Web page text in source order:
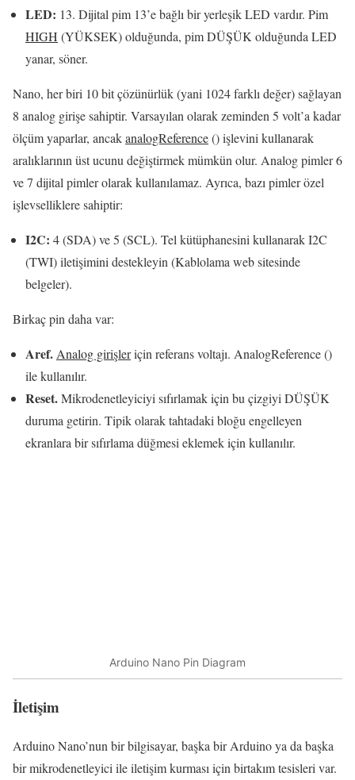
LED: 13. Dijital pim 13’e bağlı bir yerleşik LED vardır. Pim
HIGH (YÜKSEK) olduğunda, pim DÜŞÜK olduğunda LED
yanar, söner.
Nano, her biri 10 bit çözünürlük (yani 1024 farklı değer) sağlayan
8 analog girişe sahiptir. Varsayılan olarak zeminden 5 volt’a kadar
ölçüm yaparlar, ancakanalogReference() işlevini kullanarak
aralıklarının üst ucunu değiştirmek mümkün olur. Analog pimler 6
ve 7 dijital pimler olarak kullanılamaz. Ayrıca, bazı pimler özel
işlevselliklere sahiptir:
I2C: 4 (SDA) ve 5 (SCL). Tel kütüphanesini kullanarak I2C
(TWI) iletişimini destekleyin (Kablolama web sitesinde
belgeler).
Birkaç pin daha var:
Aref. Analog girişleriçin referans voltajı. AnalogReference ()
ile kullanılır.
Reset.Mikrodenetleyiciyi sıfırlamak için bu çizgiyi DÜŞÜK
duruma getirin. Tipik olarak tahtadaki bloğu engelleyen
ekranlara bir sıfırlama düğmesi eklemek için kullanılır.
Arduino Nano Pin Diagram
İletişim
Arduino Nano’nun bir bilgisayar, başka bir Arduino ya da başka
bir mikrodenetleyici ile iletişim kurması için birtakım tesisleri var.